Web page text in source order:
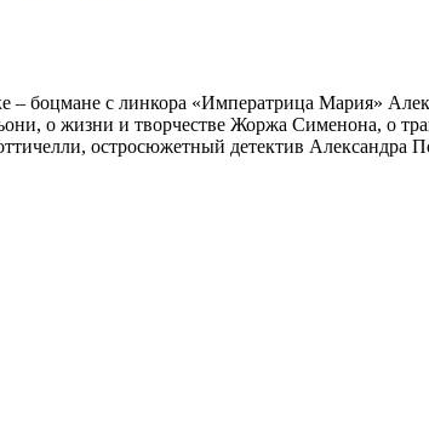
– боцмане с линкора «Императрица Мария»
о жизни и творчестве Жоржа Сименона, о
остросюжетный детектив Александра